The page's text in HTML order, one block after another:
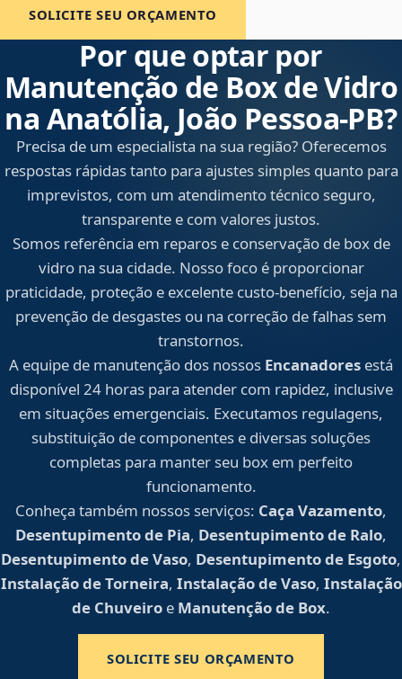
SOLICITE SEU ORÇAMENTO
Por que optar por
Manutenção de Box de Vidro
na Anatólia, João Pessoa‑PB?
Precisa de um especialista na sua região? Oferecemos
respostas rápidas tanto para ajustes simples quanto para
imprevistos, com um atendimento técnico seguro,
transparente e com valores justos.
Somos referência em reparos e conservação de box de
vidro na sua cidade. Nosso foco é proporcionar
praticidade, proteção e excelente custo-benefício, seja na
prevenção de desgastes ou na correção de falhas sem
transtornos.
A equipe de manutenção dos nossos Encanadores está
disponível 24 horas para atender com rapidez, inclusive
em situações emergenciais. Executamos regulagens,
substituição de componentes e diversas soluções
completas para manter seu box em perfeito
funcionamento.
Conheça também nossos serviços: Caça Vazamento,
Desentupimento de Pia, Desentupimento de Ralo,
Desentupimento de Vaso, Desentupimento de Esgoto,
Instalação de Torneira, Instalação de Vaso, Instalação
de Chuveiro e Manutenção de Box.
SOLICITE SEU ORÇAMENTO